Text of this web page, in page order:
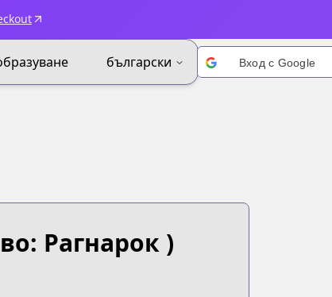
български Вход с Google
Рагнарок )